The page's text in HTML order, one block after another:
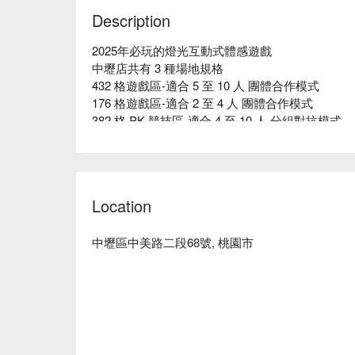
涼拖鞋等非全包覆鞋款。
氣喘、心臟病、心血管相關疾病、高血壓、低
適、精神狀況不佳者，基於安全考量請勿進行
相關退換票規定請詳閱FunNow平台之『取消
Description
2025年必玩的燈光互動式體感遊戲
中壢店共有 3 種場地規格
432 格遊戲區-適合 5 至 10 人 團體合作模式
176 格遊戲區-適合 2 至 4 人 團體合作模式
382 格 PK 競技區-適合 4 至 10 人 分組對抗模式
Location
中壢區中美路二段68號, 桃園市